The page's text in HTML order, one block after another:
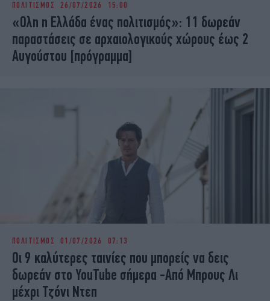
iBOOKS
OSCARS
THE OCEAN
MEDIA
ELAMEFORA
ΠΟΛΙΤΙΣΜΟΣ 26/07/2026 15:00
«Ολη η Ελλάδα ένας πολιτισμός»: 11 δωρεάν
παραστάσεις σε αρχαιολογικούς χώρους έως 2
Αυγούστου [πρόγραμμα]
ΠΟΛΙΤΙΣΜΟΣ 01/07/2026 07:13
Οι 9 καλύτερες ταινίες που μπορείς να δεις
δωρεάν στο YouTube σήμερα -Από Μπρους Λι
μέχρι Τζόνι Ντεπ